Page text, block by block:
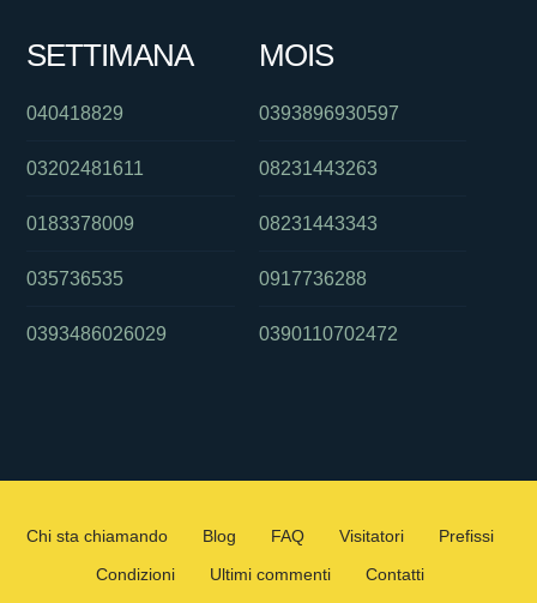
SETTIMANA
040418829
03202481611
0183378009
035736535
0393486026029
MOIS
0393896930597
08231443263
08231443343
0917736288
0390110702472
Chi sta chiamando Blog FAQ Visitatori
Prefissi
Condizioni
Ultimi commenti Contatti